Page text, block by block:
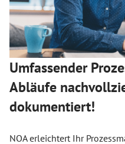
Umfassender
Abläufe
dokumentiert!
NOA erleichtert Ihr